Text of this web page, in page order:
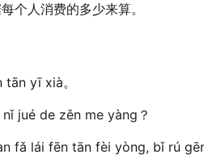
个人消费的多少来算。
yī xià。
jué de zěn me yàng？
lái fēn tān fèi yòng, bǐ rú